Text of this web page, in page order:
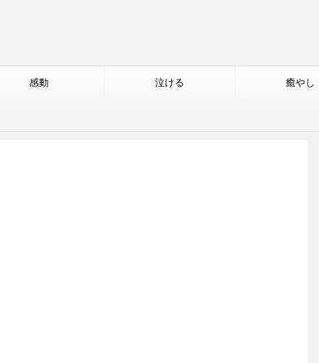
感動 泣ける 癒やし